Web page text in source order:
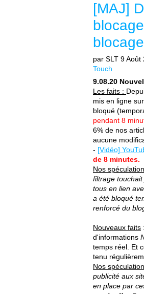
[MAJ]
par SLT 9 Août
Touch
9.08.20
Les faits :
mis en ligne
bloqué
pendant 8
6% de nos
aucune
- [Vidéo]
de 8 minutes.
Nos
filtrage
tous en lien
a été bloqué
renforcé du
Nouveaux faits
d'informations
temps réel. Et
tenu
Nos
publicité aux
en place par